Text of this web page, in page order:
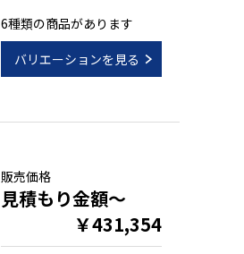
6種類の商品があります
バリエーションを見る
販売価格
見積もり金額～
￥431,354